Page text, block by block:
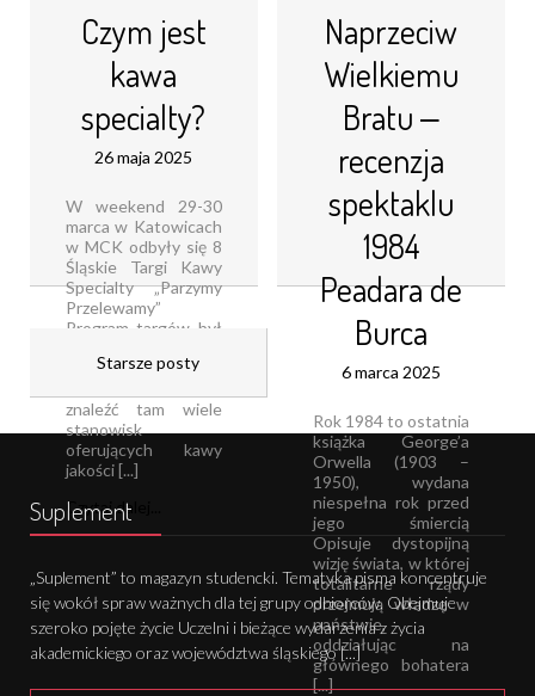
Czym jest
kawa
specialty?
26 maja 2025
W weekend 29-30
marca w Katowicach
w MCK odbyły się 8
Śląskie Targi Kawy
Specialty „Parzymy
Przelewamy”
Program targów był
warsztatów i
znaleźć tam wiele
stanowisk
oferujących kawy
jakości [...]
Czytaj dalej...
Naprzeciw
Wielkiemu
Bratu ‒
recenzja
spektaklu
1984
Peadara de
Burca
6 marca 2025
Rok 1984 to ostatnia
książka George’a
Orwella (1903 –
1950), wydana
niespełna rok przed
jego śmiercią
Opisuje dystopijną
wizję świata, w której
totalitarne rządy
przejmują władzę w
państwie,
oddziałując na
głównego bohatera
[...]
Starsze posty
Suplement
„Suplement” to magazyn studencki. Tematyka pisma koncentruje
się wokół spraw ważnych dla tej grupy odbiorców. Obejmuje
szeroko pojęte życie Uczelni i bieżące wydarzenia z życia
akademickiego oraz województwa śląskiego [...]